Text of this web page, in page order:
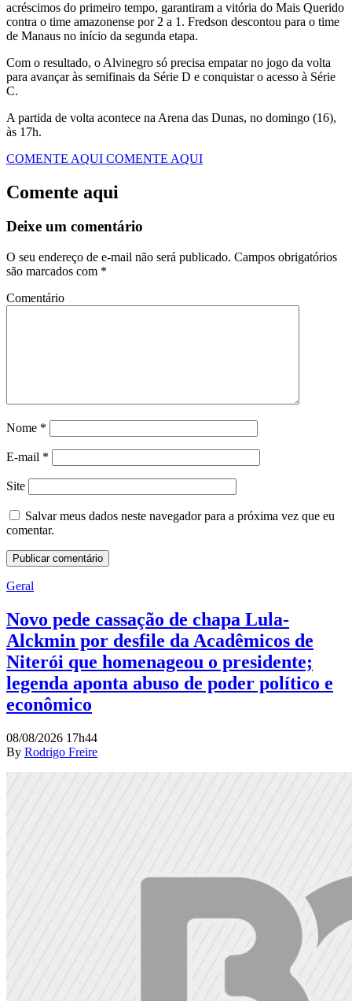
acréscimos do primeiro tempo, garantiram a vitória do Mais Querido
contra o time amazonense por 2 a 1. Fredson descontou para o time
de Manaus no início da segunda etapa.
Com o resultado, o Alvinegro só precisa empatar no jogo da volta
para avançar às semifinais da Série D e conquistar o acesso à Série
C.
A partida de volta acontece na Arena das Dunas, no domingo (16),
às 17h.
COMENTE AQUI COMENTE AQUI
Comente aqui
Deixe um comentário
O seu endereço de e-mail não será publicado. Campos obrigatórios
são marcados com *
Comentário
Nome *
E-mail *
Site
Salvar meus dados neste navegador para a próxima vez que eu
comentar.
Geral
Novo pede cassação de chapa Lula-
Alckmin por desfile da Acadêmicos de
Niterói que homenageou o presidente;
legenda aponta abuso de poder político e
econômico
08/08/2026 17h44
By Rodrigo Freire